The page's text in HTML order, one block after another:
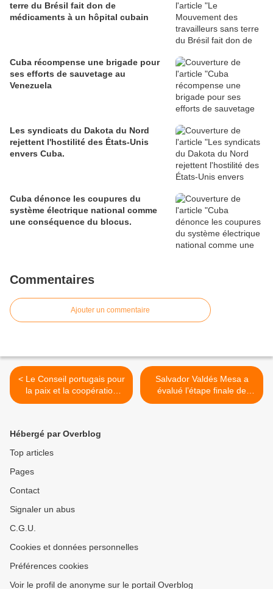
terre du Brésil fait don de
médicaments à un hôpital cubain
Cuba récompense une brigade pour
ses efforts de sauvetage au
Venezuela
Les syndicats du Dakota du Nord
rejettent l'hostilité des États-Unis
envers Cuba.
Cuba dénonce les coupures du
système électrique national comme
une conséquence du blocus.
Commentaires
Ajouter un commentaire
< Le Conseil portugais pour
la paix et la coopération
marque le 77e anniversaire
Salvador Valdés Mesa a
évalué l’étape finale de
l’assemblage de l’usine
Hébergé par Overblog
Top articles
Pages
Contact
Signaler un abus
C.G.U.
Cookies et données personnelles
Préférences cookies
Voir le profil de anonyme sur le portail Overblog